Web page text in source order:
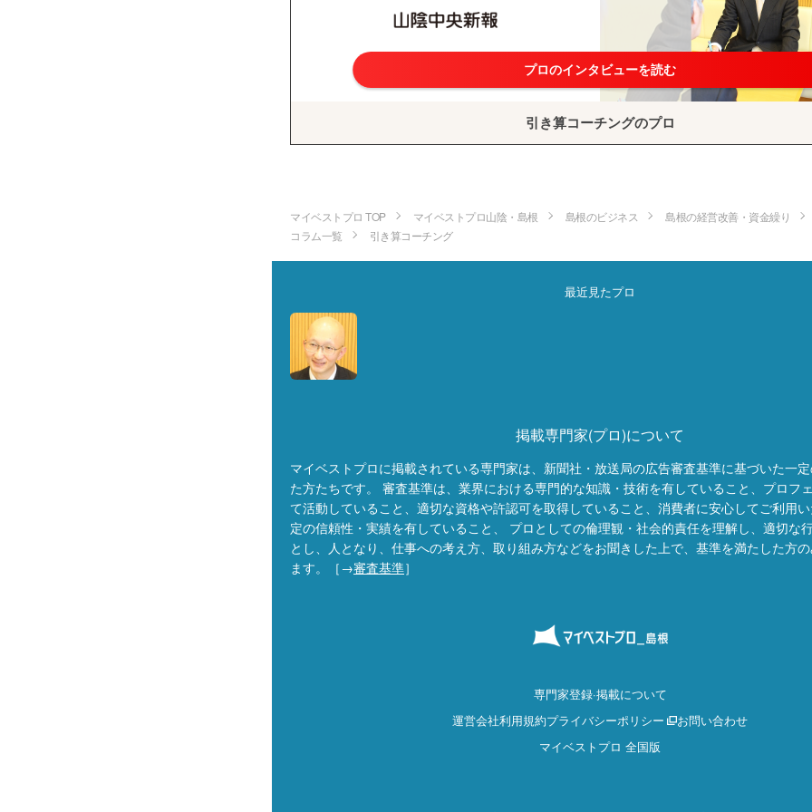
プロのインタビューを読む
引き算コーチングのプロ
マイベストプロ TOP マイベストプロ山陰・島根 島根のビジネス
島根の経営改善・資金繰り
コラム一覧
引き算コーチング
最近見たプロ
掲載専門家(プロ)について
マイベストプロに掲載されている専門家は、新聞社・放送局の広告審査基準に基づいた一
た方たちです。 審査基準は、業界における専門的な知識・技術を有していること、プロフ
て活動していること、適切な資格や許認可を取得していること、消費者に安心してご利用
定の信頼性・実績を有していること、 プロとしての倫理観・社会的責任を理解し、適切な
とし、人となり、仕事への考え方、取り組み方などをお聞きした上で、基準を満たした方
ます。［→審査基準］
専門家登録·掲載について
運営会社利用規約プライバシーポリシー
お問い合わせ
マイベストプロ 全国版